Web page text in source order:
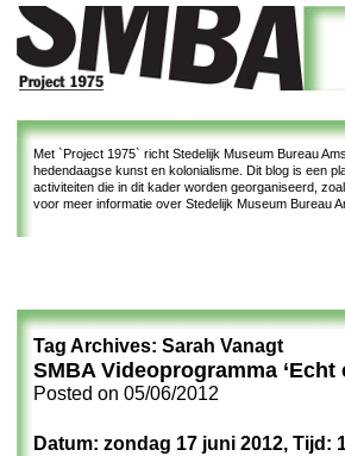
Met `Project 1975` richt Stedelijk Museum Bureau
hedendaagse kunst en kolonialisme. Dit blog is een
activiteiten die in dit kader worden georganiseerd,
voor meer informatie over Stedelijk Museum Bureau
Tag Archives: Sarah Vanagt
SMBA Videoprogramma ‘Echt
Posted on 05/06/2012
Datum: zondag 17 juni 2012, Tijd: